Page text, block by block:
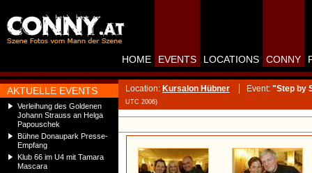
AKTUELLE EVENTS
Verleihung des Goldenen
Johann Strauss an Helga
Papouschek
Bühne Donaupark Presse-
Empfang
Klub 66 im U4 mit Tamara
Mascara
HOME EVENTS LOCATIONS CONNY
Location: Kursalon Hübner Event: "Step by
UTC 2006)